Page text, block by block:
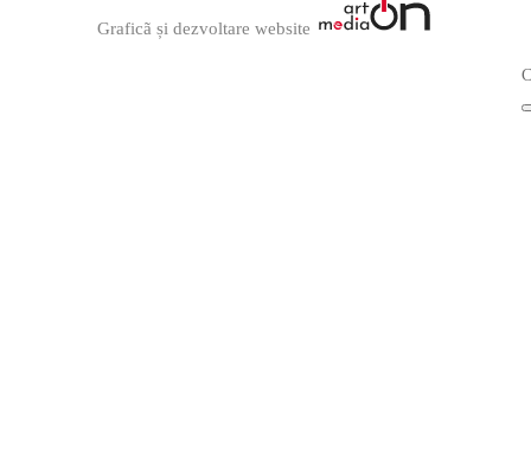
Graficã și dezvoltare website